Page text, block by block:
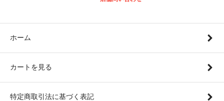
ホーム
カートを見る
特定商取引法に基づく表記